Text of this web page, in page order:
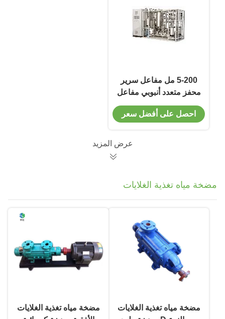
5-200 مل مفاعل سرير
محفز متعدد أنبوبي مفاعل
سرير ثابت
احصل على أفضل سعر
عرض المزيد
مضخة مياه تغذية الغلايات
مضخة مياه تغذية الغلايات
مضخة مياه تغذية الغلايات